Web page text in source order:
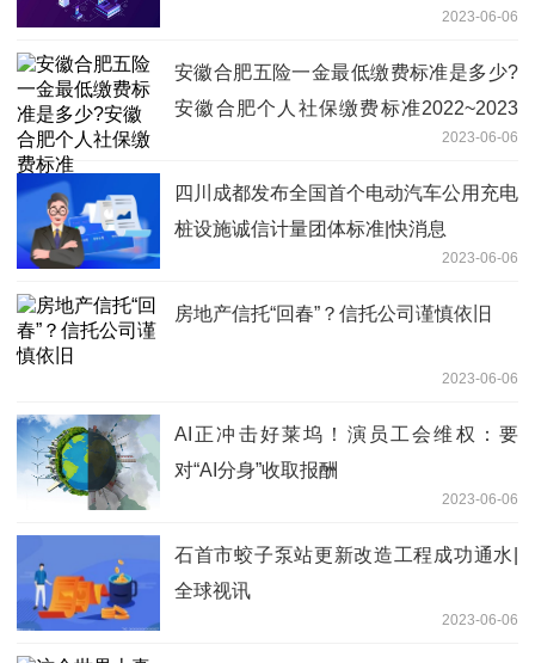
2023-06-06
安徽合肥五险一金最低缴费标准是多少?
安徽合肥个人社保缴费标准2022~2023
2023-06-06
四川成都发布全国首个电动汽车公用充电
桩设施诚信计量团体标准|快消息
2023-06-06
房地产信托“回春”？信托公司谨慎依旧
2023-06-06
AI正冲击好莱坞！演员工会维权：要
对“AI分身”收取报酬
2023-06-06
石首市蛟子泵站更新改造工程成功通水|
全球视讯
2023-06-06